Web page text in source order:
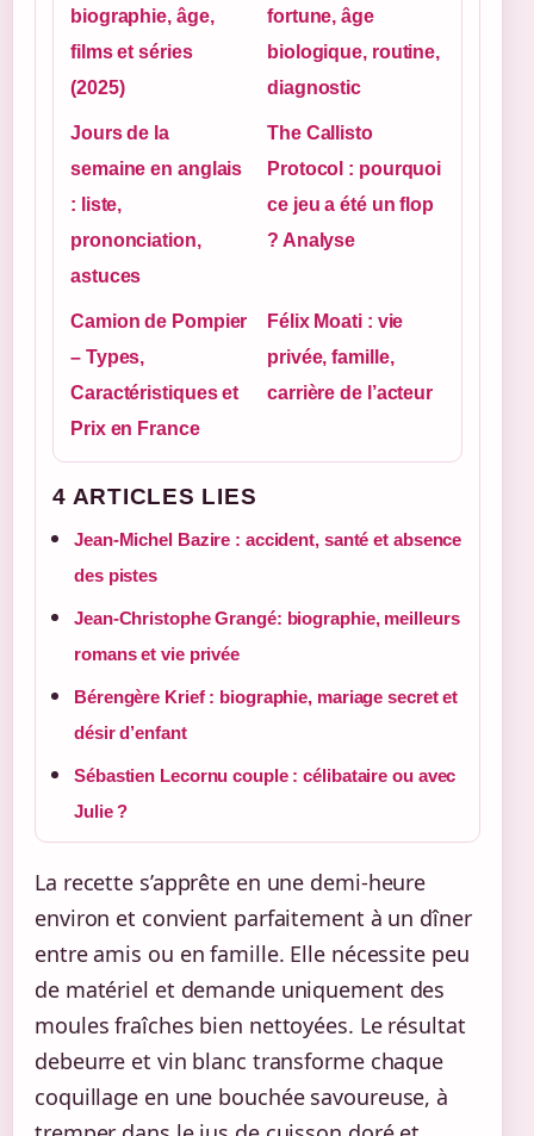
biographie, âge,
films et séries
(2025)
fortune, âge
biologique, routine,
diagnostic
Jours de la
semaine en anglais
: liste,
prononciation,
astuces
The Callisto
Protocol : pourquoi
ce jeu a été un flop
? Analyse
Camion de Pompier
– Types,
Caractéristiques et
Prix en France
Félix Moati : vie
privée, famille,
carrière de l’acteur
4 ARTICLES LIES
Jean-Michel Bazire : accident, santé et absence
des pistes
Jean-Christophe Grangé: biographie, meilleurs
romans et vie privée
Bérengère Krief : biographie, mariage secret et
désir d’enfant
Sébastien Lecornu couple : célibataire ou avec
Julie ?
La recette s’apprête en une demi-heure
environ et convient parfaitement à un dîner
entre amis ou en famille. Elle nécessite peu
de matériel et demande uniquement des
moules fraîches bien nettoyées. Le résultat
debeurre et vin blanc transforme chaque
coquillage en une bouchée savoureuse, à